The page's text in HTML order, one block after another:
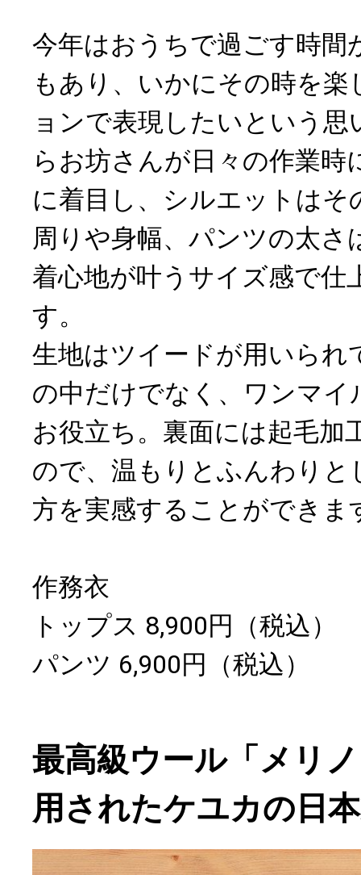
今年はおうちで過ごす時間
もあり、いかにその時を
ョンで表現したいという思
らお坊さんが日々の作業時
に着目し、シルエットはそ
周りや身幅、パンツの太さ
着心地が叶うサイズ感で仕
す。
生地はツイードが用いられ
の中だけでなく、ワンマ
お役立ち。裏面には起毛加
ので、温もりとふんわりと
方を実感することができま
作務衣
トップス 8,900円（税込）
パンツ 6,900円（税込）
最高級ウール「メリ
用されたケユカの日